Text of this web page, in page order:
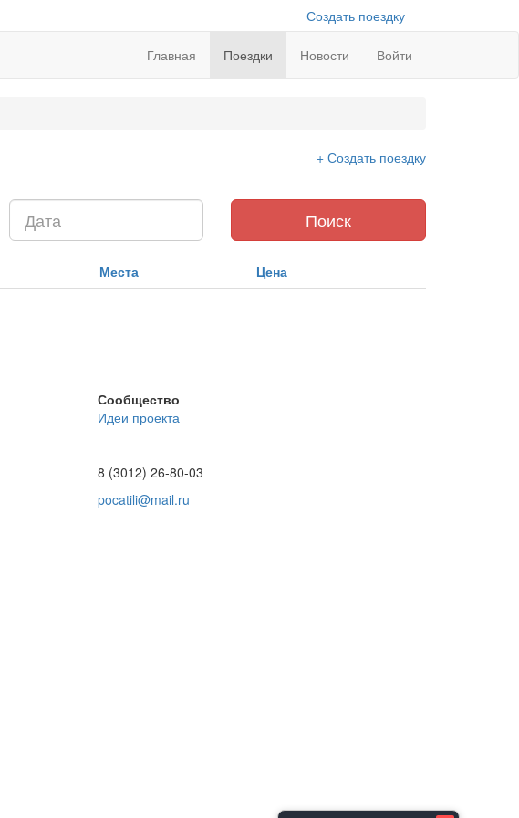
Создать поездку
Главная Поездки Новости Войти
+ Создать поездку
Поиск
Места
Цена
Сообщество
Идеи проекта
8 (3012) 26-80-03
pocatili@mail.ru